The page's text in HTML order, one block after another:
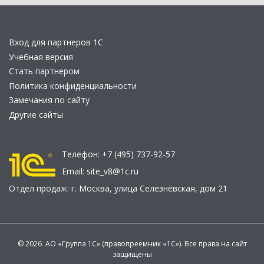
Вход для партнеров 1С
Учебная версия
Стать партнером
Политика конфиденциальности
Замечания по сайту
Другие сайты
Телефон: +7 (495) 737-92-57
Email: site_v8@1c.ru
Отдел продаж: г. Москва, улица Селезнёвская, дом 21
© 2026 АО «Группа 1С» (правопреемник «1С»). Все права на сайт
защищены